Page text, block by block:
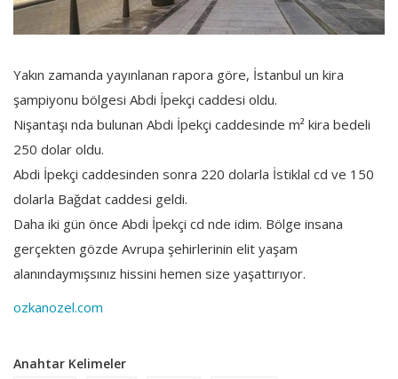
Yakın zamanda yayınlanan rapora göre, İstanbul un kira
şampiyonu bölgesi Abdi İpekçi caddesi oldu.
Nişantaşı nda bulunan Abdi İpekçi caddesinde m² kira bedeli
250 dolar oldu.
Abdi İpekçi caddesinden sonra 220 dolarla İstiklal cd ve 150
dolarla Bağdat caddesi geldi.
Daha iki gün önce Abdi İpekçi cd nde idim. Bölge insana
gerçekten gözde Avrupa şehirlerinin elit yaşam
alanındaymışsınız hissini hemen size yaşattırıyor.
ozkanozel.com
Anahtar Kelimeler